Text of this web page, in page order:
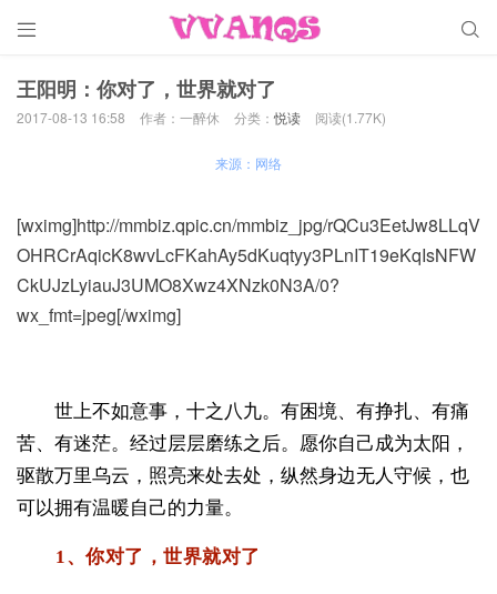
 
王阳明：你对了，世界就对了
2017-08-13 16:58 作者：一醉休 分类：悦读 阅读(1.77K)
来源：网络
[wximg]http://mmbiz.qpic.cn/mmbiz_jpg/rQCu3EetJw8LLqV
OHRCrAqicK8wvLcFKahAy5dKuqtyy3PLnIT19eKqIsNFW
CkUJzLyiauJ3UMO8Xwz4XNzk0N3A/0?
wx_fmt=jpeg[/wximg]
世上不如意事，十之八九。有困境、有挣扎、有痛
苦、有迷茫。经过层层磨练之后。愿你自己成为太阳，
驱散万里乌云，照亮来处去处，纵然身边无人守候，也
可以拥有温暖自己的力量。
1、你对了，世界就对了